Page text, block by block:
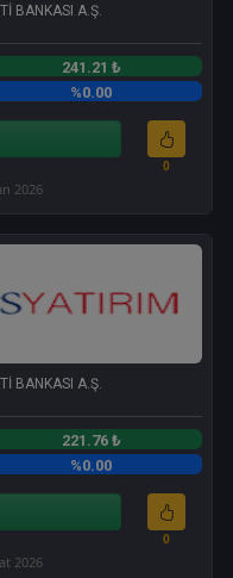
BANKASI A.Ş.
241.21 ₺
%0.00
0
2026
BANKASI A.Ş.
221.76 ₺
%0.00
0
2026